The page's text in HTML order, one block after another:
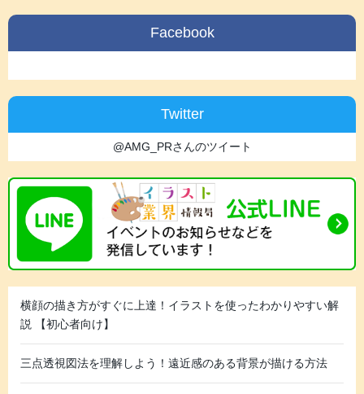
Facebook
Twitter
@AMG_PRさんのツイート
横顔の描き方がすぐに上達！イラストを使ったわかりやすい解
説 【初心者向け】
三点透視図法を理解しよう！遠近感のある背景が描ける方法